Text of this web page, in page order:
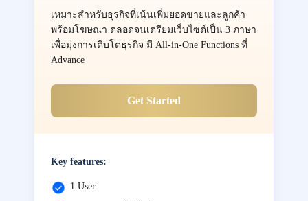
เหมาะสำหรับธุรกิจที่เน้นเพิ่มยอดขายและลูกค้า
พร้อมโฆษณา ตลอดจนเตรียมเว็บไซต์เป็น 3 ภาษา
เพื่อมุ่งการเติบโตธุรกิจ มี All-in-One Functions ที่
Advance
Get Started
Key features:
1 User